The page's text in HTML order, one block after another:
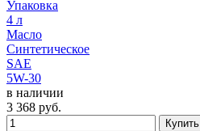
Упаковка
4 л
Масло
Синтетическое
SAE
5W-30
в наличии
3 368 руб.
Купить